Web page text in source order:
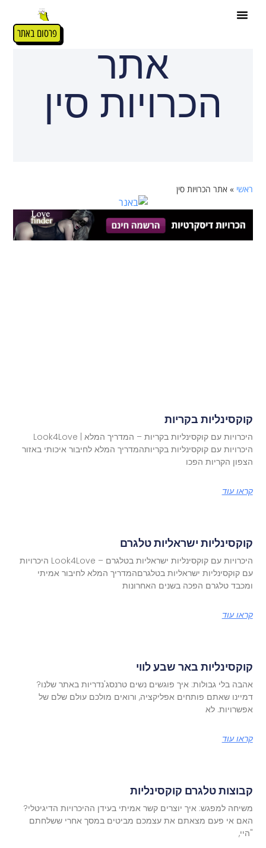
פרסום באתר
אתר
הכרויות סין
ראשי »אתר הכרויות סין
קוקסינליות בקריות
היכרויות עם קוקסינליות בקריות – המדריך המלא | Look4Love
היכרויות עם קוקסינליות בקריותהמדריך המלא לחיבור איכותי באזור
הצפון הקריות הפכו
קראו עוד
קוקסינליות ישראליות טלגרם
היכרויות עם קוקסינליות ישראליות בטלגרם – Look4Love היכרויות
עם קוקסינליות ישראליות בטלגרםהמדריך המלא לחיבור אמיתי
ומכבד טלגרם הפכה בשנים האחרונות
קראו עוד
קוקסינליות באר שבע לווי
אהבה בלי גבולות: איך פוגשים נשים טרנסג'נדריות באתר שלנו?
דמיינו שאתם פותחים אפליקציה, ורואים מולכם עולם שלם של
אפשרויות. לא
קראו עוד
קבוצות טלגרם קוקסינליות
משיחה למפגש: איך יוצרים קשר אמיתי בעידן ההיכרויות הדיגיטלי?
האם אי פעם מצאתם את עצמכם מביטים במסך אחרי ששלחתם
"היי,